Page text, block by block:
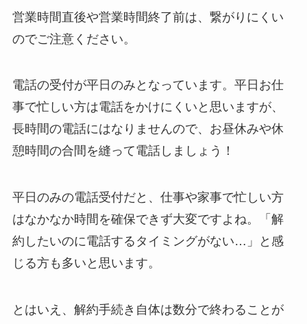
い時の裏ワザ
する方法を完全攻略
営業時間直後や営業時間終了前は、繋がりにくい
のでご注意ください。
電話の受付が平日のみとなっています。平日お仕
事で忙しい方は電話をかけにくいと思いますが、
長時間の電話にはなりませんので、お昼休みや休
憩時間の合間を縫って電話しましょう！
平日のみの電話受付だと、仕事や家事で忙しい方
はなかなか時間を確保できず大変ですよね。「解
約したいのに電話するタイミングがない…」と感
じる方も多いと思います。
とはいえ、解約手続き自体は数分で終わることが